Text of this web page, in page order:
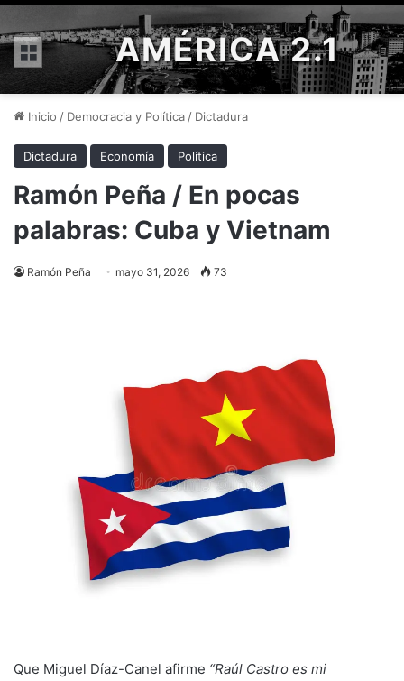
Menú AMÉRICA 2.1
Inicio / Democracia y Política / Dictadura
Dictadura Economía Política
Ramón Peña / En pocas
palabras: Cuba y Vietnam
Ramón Peña mayo 31, 2026 73
Que Miguel Díaz-Canel afirme “Raúl Castro es mi